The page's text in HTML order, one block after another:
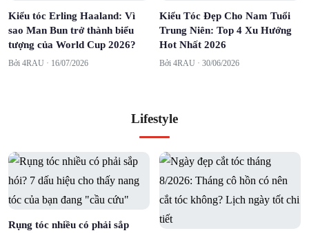
Kiểu tóc Erling Haaland: Vì
sao Man Bun trở thành biểu
tượng của World Cup 2026?
Bởi 4RAU · 16/07/2026
Kiểu Tóc Đẹp Cho Nam Tuổi
Trung Niên: Top 4 Xu Hướng
Hot Nhất 2026
Bởi 4RAU · 30/06/2026
Lifestyle
Rụng tóc nhiều có phải sắp